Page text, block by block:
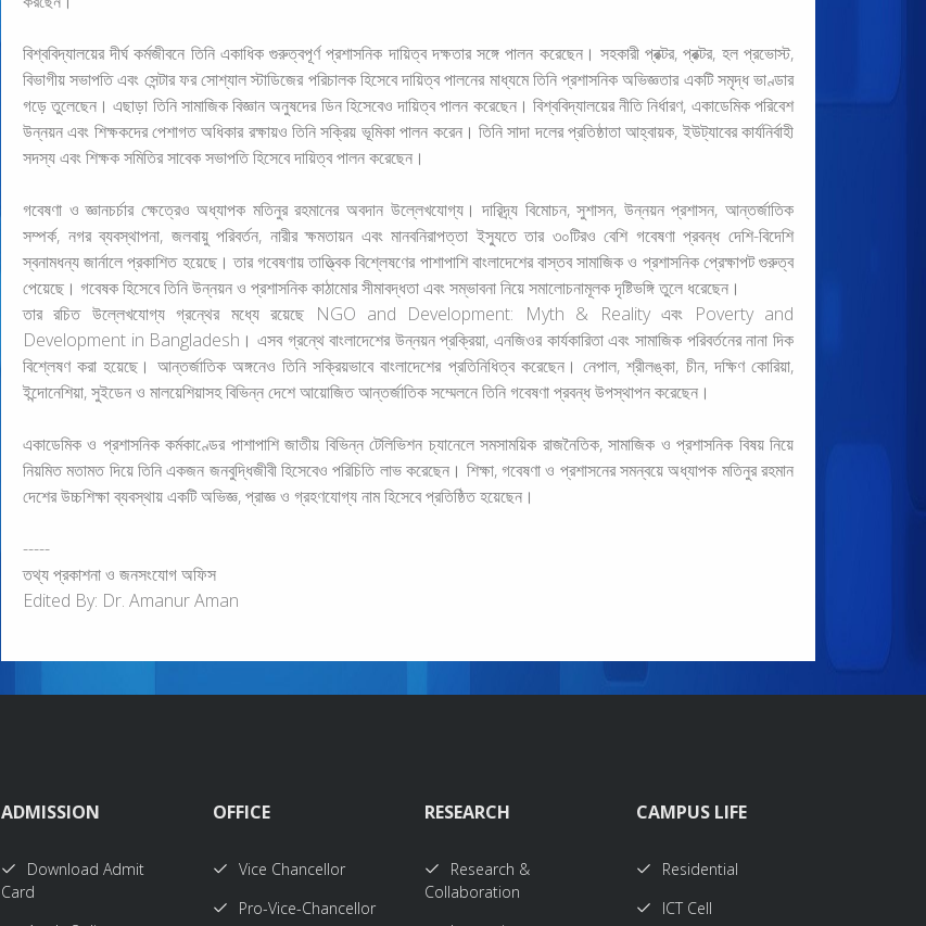
বিশ্ববিদ্যালয়ের দীর্ঘ কর্মজীবনে তিনি একাধিক গুরুত্বপূর্ণ প্রশাসনিক দায়িত্ব দক্ষতার সঙ্গে পালন করেছেন। সহকারী প্রক্টর, প্রক্টর, হল প্রভোস্ট,
বিভাগীয় সভাপতি এবং সেন্টার ফর সোশ্যাল স্টাডিজের পরিচালক হিসেবে দায়িত্ব পালনের মাধ্যমে তিনি প্রশাসনিক অভিজ্ঞতার একটি সমৃদ্ধ ভাণ্ডার
গড়ে তুলেছেন। এছাড়া তিনি সামাজিক বিজ্ঞান অনুষদের ডিন হিসেবেও দায়িত্ব পালন করেছেন। বিশ্ববিদ্যালয়ের নীতি নির্ধারণ, একাডেমিক পরিবেশ
উন্নয়ন এবং শিক্ষকদের পেশাগত অধিকার রক্ষায়ও তিনি সক্রিয় ভূমিকা পালন করেন। তিনি সাদা দলের প্রতিষ্ঠাতা আহ্বায়ক, ইউট্যাবের কার্যনির্বাহী
সদস্য এবং শিক্ষক সমিতির সাবেক সভাপতি হিসেবে দায়িত্ব পালন করেছেন।
গবেষণা ও জ্ঞানচর্চার ক্ষেত্রেও অধ্যাপক মতিনুর রহমানের অবদান উল্লেখযোগ্য। দারিদ্র্য বিমোচন, সুশাসন, উন্নয়ন প্রশাসন, আন্তর্জাতিক
সম্পর্ক, নগর ব্যবস্থাপনা, জলবায়ু পরিবর্তন, নারীর ক্ষমতায়ন এবং মানবনিরাপত্তা ইস্যুতে তার ৩০টিরও বেশি গবেষণা প্রবন্ধ দেশি-বিদেশি
স্বনামধন্য জার্নালে প্রকাশিত হয়েছে। তার গবেষণায় তাত্ত্বিক বিশ্লেষণের পাশাপাশি বাংলাদেশের বাস্তব সামাজিক ও প্রশাসনিক প্রেক্ষাপট গুরুত্ব
পেয়েছে। গবেষক হিসেবে তিনি উন্নয়ন ও প্রশাসনিক কাঠামোর সীমাবদ্ধতা এবং সম্ভাবনা নিয়ে সমালোচনামূলক দৃষ্টিভঙ্গি তুলে ধরেছেন।
তার রচিত উল্লেখযোগ্য গ্রন্থের মধ্যে রয়েছে NGO and Development: Myth & Reality এবং Poverty and
Development in Bangladesh। এসব গ্রন্থে বাংলাদেশের উন্নয়ন প্রক্রিয়া, এনজিওর কার্যকারিতা এবং সামাজিক পরিবর্তনের নানা দিক
বিশ্লেষণ করা হয়েছে। আন্তর্জাতিক অঙ্গনেও তিনি সক্রিয়ভাবে বাংলাদেশের প্রতিনিধিত্ব করেছেন। নেপাল, শ্রীলঙ্কা, চীন, দক্ষিণ কোরিয়া,
ইন্দোনেশিয়া, সুইডেন ও মালয়েশিয়াসহ বিভিন্ন দেশে আয়োজিত আন্তর্জাতিক সম্মেলনে তিনি গবেষণা প্রবন্ধ উপস্থাপন করেছেন।
একাডেমিক ও প্রশাসনিক কর্মকাণ্ডের পাশাপাশি জাতীয় বিভিন্ন টেলিভিশন চ্যানেলে সমসাময়িক রাজনৈতিক, সামাজিক ও প্রশাসনিক বিষয় নিয়ে
নিয়মিত মতামত দিয়ে তিনি একজন জনবুদ্ধিজীবী হিসেবেও পরিচিতি লাভ করেছেন। শিক্ষা, গবেষণা ও প্রশাসনের সমন্বয়ে অধ্যাপক মতিনুর রহমান
দেশের উচ্চশিক্ষা ব্যবস্থায় একটি অভিজ্ঞ, প্রাজ্ঞ ও গ্রহণযোগ্য নাম হিসেবে প্রতিষ্ঠিত হয়েছেন।
-----
তথ্য প্রকাশনা ও জনসংযোগ অফিস
Edited By: Dr. Amanur Aman
ADMISSION
Download Admit
Card
OFFICE
Vice Chancellor
Pro-Vice-Chancellor
RESEARCH
Research &
Collaboration
CAMPUS LIFE
Residential
ICT Cell